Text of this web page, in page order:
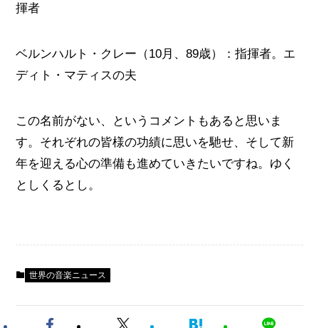
揮者
ベルンハルト・クレー（10月、89歳）：指揮者。エ
ディト・マティスの夫
この名前がない、というコメントもあると思いま
す。それぞれの皆様の功績に思いを馳せ、そして新
年を迎える心の準備も進めていきたいですね。ゆく
としくるとし。
世界の音楽ニュース